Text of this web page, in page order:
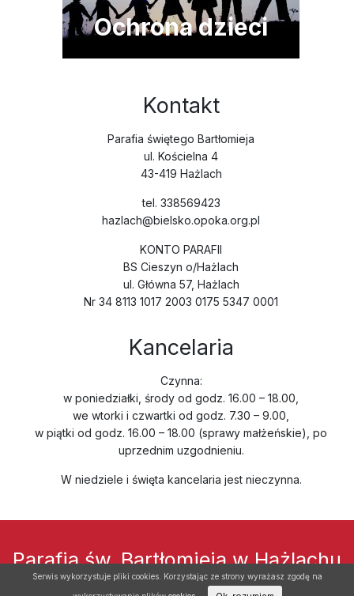
Ochrona dzieci
Kontakt
Parafia świętego Bartłomieja
ul. Kościelna 4
43-419 Hażlach
tel. 338569423
hazlach@bielsko.opoka.org.pl
KONTO PARAFII
BS Cieszyn o/Hażlach
ul. Główna 57, Hażlach
Nr 34 8113 1017 2003 0175 5347 0001
Kancelaria
Czynna:
w poniedziałki, środy od godz. 16.00 – 18.00,
we wtorki i czwartki od godz. 7.30 – 9.00,
w piątki od godz. 16.00 – 18.00 (sprawy małżeńskie), po
uprzednim uzgodnieniu.
W niedziele i święta kancelaria jest nieczynna.
Parafia św. Bartłomieja w Hażlachu
Wszelkie prawa zastrzeżone.Cookies.
Serwis wykorzystuje pliki cookies. Korzystając ze strony wyrażasz zgodę na